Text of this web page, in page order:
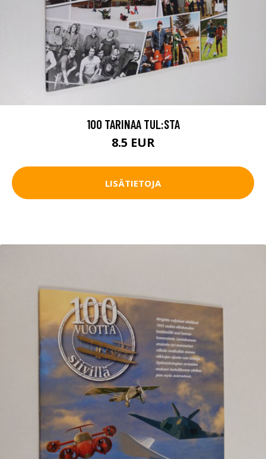
100 TARINAA TUL:STA
8.5 EUR
LISÄTIETOJA